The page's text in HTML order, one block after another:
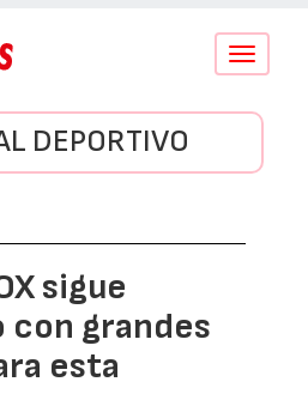
Conmutar
DEPORTIVO
sigue
grandes
esta